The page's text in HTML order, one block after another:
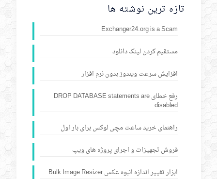
تازه ترین نوشته ها
Exchanger24.org is a Scam
مستقیم کردن لینک دانلود
افزایش سرعت ویندوز بدون نرم افزار
رفع خطای DROP DATABASE statements are
disabled
راهنمای خرید ساعت مچی لوکس برای بار اول
فروش تجهیزات و اجرای پروژه های ویپ
ابزار تغییر اندازه انبوه عکس Bulk Image Resizer